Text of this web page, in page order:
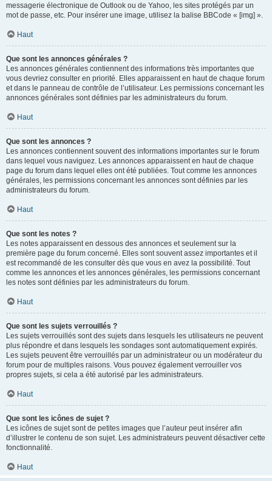
messagerie électronique de Outlook ou de Yahoo, les sites protégés par un
mot de passe, etc. Pour insérer une image, utilisez la balise BBCode « [img] ».
Haut
Que sont les annonces générales ?
Les annonces générales contiennent des informations très importantes que
vous devriez consulter en priorité. Elles apparaissent en haut de chaque forum
et dans le panneau de contrôle de l’utilisateur. Les permissions concernant les
annonces générales sont définies par les administrateurs du forum.
Haut
Que sont les annonces ?
Les annonces contiennent souvent des informations importantes sur le forum
dans lequel vous naviguez. Les annonces apparaissent en haut de chaque
page du forum dans lequel elles ont été publiées. Tout comme les annonces
générales, les permissions concernant les annonces sont définies par les
administrateurs du forum.
Haut
Que sont les notes ?
Les notes apparaissent en dessous des annonces et seulement sur la
première page du forum concerné. Elles sont souvent assez importantes et il
est recommandé de les consulter dès que vous en avez la possibilité. Tout
comme les annonces et les annonces générales, les permissions concernant
les notes sont définies par les administrateurs du forum.
Haut
Que sont les sujets verrouillés ?
Les sujets verrouillés sont des sujets dans lesquels les utilisateurs ne peuvent
plus répondre et dans lesquels les sondages sont automatiquement expirés.
Les sujets peuvent être verrouillés par un administrateur ou un modérateur du
forum pour de multiples raisons. Vous pouvez également verrouiller vos
propres sujets, si cela a été autorisé par les administrateurs.
Haut
Que sont les icônes de sujet ?
Les icônes de sujet sont de petites images que l’auteur peut insérer afin
d’illustrer le contenu de son sujet. Les administrateurs peuvent désactiver cette
fonctionnalité.
Haut